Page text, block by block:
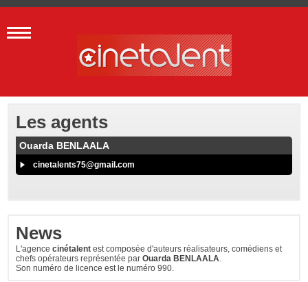
News
L'agencecinétalent est composée d'auteurs réalisateurs, comédiens et
chefs opérateurs représentée parOuarda BENLAALA.
Son numéro de licence est le numéro 990.
Les agents
Ouarda BENLAALA
cinetalents75@gmail.com